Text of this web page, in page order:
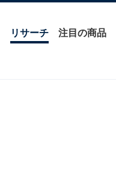
リサーチ 注目の商品